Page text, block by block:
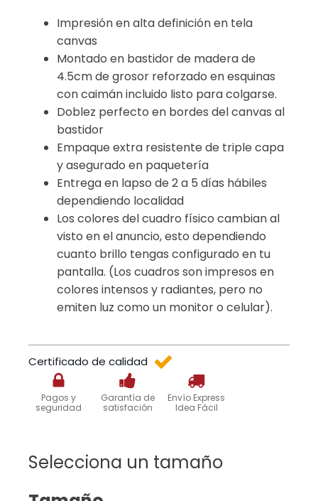
Impresión en alta definición en tela
canvas
Montado en bastidor de madera de
4.5cm de grosor reforzado en esquinas
con caimán incluido listo para colgarse.
Doblez perfecto en bordes del canvas al
bastidor
Empaque extra resistente de triple capa
y asegurado en paquetería
Entrega en lapso de 2 a 5 días hábiles
dependiendo localidad
Los colores del cuadro físico cambian al
visto en el anuncio, esto dependiendo
cuanto brillo tengas configurado en tu
pantalla. (Los cuadros son impresos en
colores intensos y radiantes, pero no
emiten luz como un monitor o celular).
Certificado de calidad
Pagos y
seguridad
Garantía de
satisfación
Envío Express
Idea Fácil
Selecciona un tamaño